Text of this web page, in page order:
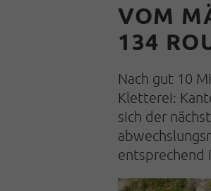
VOM
134
Nach gut 10
Kletterei:
sich der
entsprechend